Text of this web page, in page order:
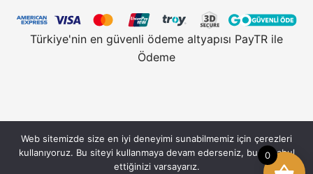
Türkiye'nin en güvenli ödeme altyapısı PayTR ile
Ödeme
Vantobe.com, güvenli alışveriş için 128 Bit SSL
Sertifikası kullanmaktadır. © 2026 Vantobe.com,
0
Web sitemizde size en iyi deneyimi sunabilmemiz için çerezleri
kullanıyoruz. Bu siteyi kullanmaya devam ederseniz, bunu kabul
ettiğinizi varsayarız.